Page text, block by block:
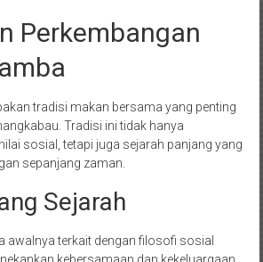
Perkembangan
tradisi makan bersama yang penting
Tradisi ini tidak hanya
sosial, tetapi juga sejarah panjang yang
sepanjang zaman.
Sejarah
awalnya terkait dengan filosofi sosial
kebersamaan dan kekeluargaan.